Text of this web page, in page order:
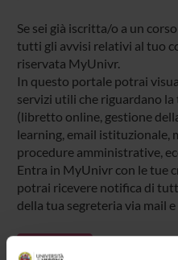
Se sei già iscritta/o a un
tutti gli avvisi relativi al tuo
riservata MyUnivr.
In questo portale potrai
servizi utili che riguardano
(libretto online, gestione
learning, email istituzionale,
procedure amministrative,
Entra in MyUnivr con le tue
potrai ricevere notifica di
della tua segreteria via mail